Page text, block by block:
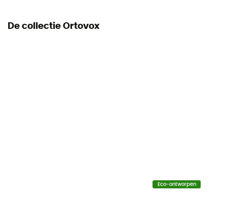
Ventilatieritsen
De collectie Ortovox
Eco-ontworpen